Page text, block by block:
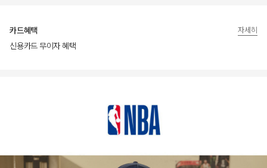
카드혜택
신용카드 무이자 혜택
자세히